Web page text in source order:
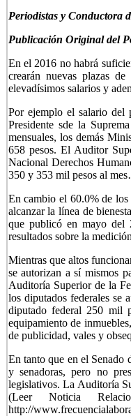
Periodistas y Conductora
Publicación Original del
En el 2016 no habrá
crearán nuevas plazas
elevadísimos salarios y
Por ejemplo el salario del
Presidente sde la
mensuales, los demás
658 pesos. El Auditor
Nacional Derechos
350 y 353 mil pesos al
En cambio el 60.0% de los
alcanzar la línea de
que publicó en mayo del
resultados sobre la
Mientras que altos
se autorizan a sí mismos
Auditoría Superior de la
los diputados federales se
diputado federal 250 mil
equipamiento de
de publicidad, vales y
En tanto que en el Senado
y senadoras, pero no
legislativos. La Auditoría
(Leer Noticia
http://